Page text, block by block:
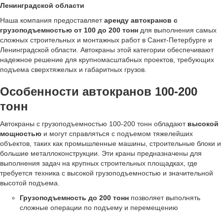
Ленинградской области
Наша компания предоставляетаренду автокранов с
грузоподъемностью от 100 до 200 тонн для выполнения самых
сложных строительных и монтажных работ в Санкт-Петербурге и
Ленинградской области. Автокраны этой категории обеспечивают
надежное решение для крупномасштабных проектов, требующих
подъема сверхтяжелых и габаритных грузов.
Особенности автокранов 100-200
тонн
Автокраны с грузоподъемностью 100-200 тонн обладают высокой
мощностью и могут справляться с подъемом тяжелейших
объектов, таких как промышленные машины, строительные блоки и
большие металлоконструкции. Эти краны предназначены для
выполнения задач на крупных строительных площадках, где
требуется техника с высокой грузоподъемностью и значительной
высотой подъема.
Грузоподъемность до 200 тонн позволяет выполнять
сложные операции по подъему и перемещению